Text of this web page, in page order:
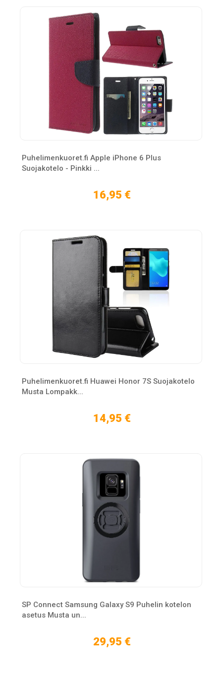
Puhelimenkuoret.fi Apple iPhone 6 Plus
Suojakotelo - Pinkki ...
16,95 €
Puhelimenkuoret.fi Huawei Honor 7S Suojakotelo
Musta Lompakk...
14,95 €
SP Connect Samsung Galaxy S9 Puhelin kotelon
asetus Musta un...
29,95 €